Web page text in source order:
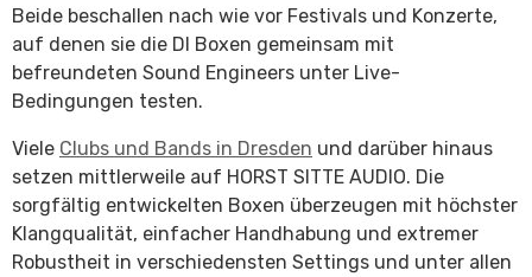
Beide beschallen nach wie vor Festivals und Konzerte,
auf denen sie die DI Boxen gemeinsam mit
befreundeten Sound Engineers unter Live-
Bedingungen testen.
Viele Clubs und Bands in Dresden und darüber hinaus
setzen mittlerweile auf HORST SITTE AUDIO. Die
sorgfältig entwickelten Boxen überzeugen mit höchster
Klangqualität, einfacher Handhabung und extremer
Robustheit in verschiedensten Settings und unter allen